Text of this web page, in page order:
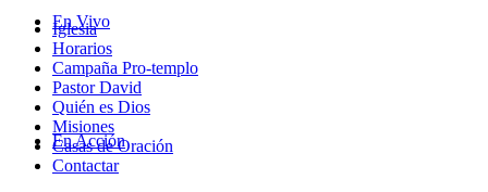
En Vivo
En Acción
Iglesia
Horarios
Campaña Pro-templo
Pastor David
Quién es Dios
Misiones
Casas de Oración
Contactar